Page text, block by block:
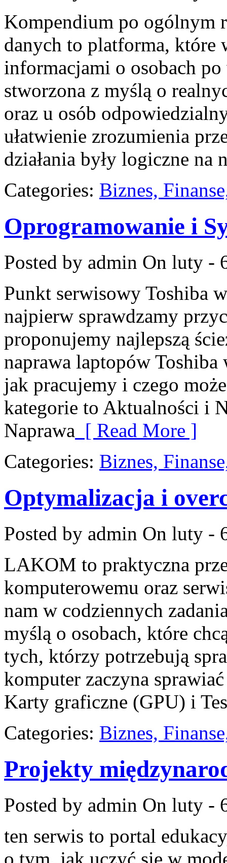
Kompendium po ogólnym
danych to platforma, które
informacjami o osobach
stworzona z myślą o
oraz u osób
ułatwienie zrozumienia
działania były logiczne na
Categories: Biznes,
Oprogramowanie i
Posted by admin On luty -
Punkt serwisowy Toshiba
najpierw sprawdzamy
proponujemy najlepszą
naprawa laptopów
jak pracujemy i czego
kategorie to Aktualności i
Naprawa [ Read More ]
Categories: Biznes,
Optymalizacja i
Posted by admin On luty -
LAKOM to praktyczna
komputerowemu oraz
nam w codziennych
myślą o osobach, które
tych, którzy potrzebują
komputer zaczyna
Karty graficzne (GPU) i
Categories: Biznes,
Projekty
Posted by admin On luty -
ten serwis to portal